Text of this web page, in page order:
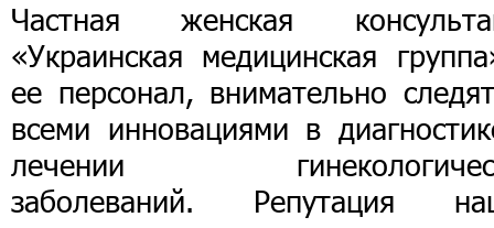
Частная женская
«Украинская медицинская
ее персонал, внимательно
всеми инновациями в
лечении
заболеваний. Репутация